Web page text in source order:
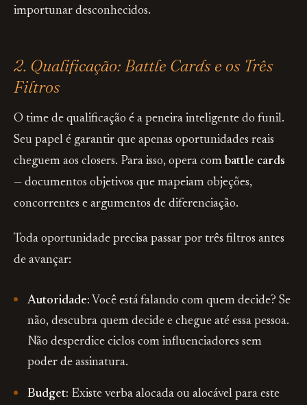
importunar desconhecidos.
2. Qualificação: Battle Cards e os Três
Filtros
O time de qualificação é a peneira inteligente do funil.
Seu papel é garantir que apenas oportunidades reais
cheguem aos closers. Para isso, opera com battle cards
— documentos objetivos que mapeiam objeções,
concorrentes e argumentos de diferenciação.
Toda oportunidade precisa passar por três filtros antes
de avançar:
Autoridade: Você está falando com quem decide? Se
não, descubra quem decide e chegue até essa pessoa.
Não desperdice ciclos com influenciadores sem
poder de assinatura.
Budget: Existe verba alocada ou alocável para este